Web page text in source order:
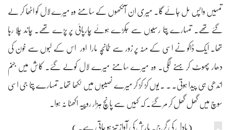
تمہیں واپس مل جائے گا۔ میری ان آنکھوں کے سامنے وہ میرے لال کو اٹھا کر لے
گئے تھے۔ تمہارے پتا رسیوں سے جکڑے ہوئے چارپائی پر پڑے تھے۔ چاند چلا رہا
تھا۔ ایک ڈاکو نے اسی کے منہ پر زور سے طمانچہ مارا اور اس کے لبوں سے خون کی
دھار پھوٹ کر بہنے لگی۔ وہ میرے سامنے میرے لال کولے گئے۔ کاش میں جنم
اندھی ہی پیدا ہوتی۔ ۔ ۔ یوں کڑ کڑ کر میرے نصیبوں میں لکھا تھا۔ تمہارے پتا جی اسی
سوچ میں گھل گھل کر مر گئے۔ کہ کہیں سے پانچ ہزار روپیہ اکھٹا نہ ہوا۔
(بادل کی گرج۔ بارش کی آواز تیز ہو جاتی ہے۔ )